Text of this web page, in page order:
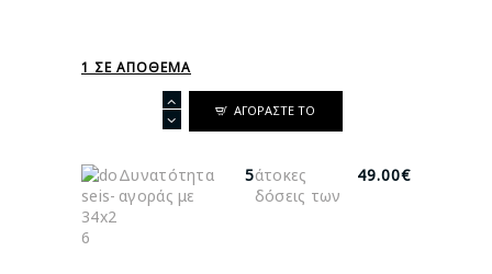
1 ΣΕ ΑΠΌΘΕΜΑ
σε
Λευκόχρυσο
14Κ
KG5489
ποσότητα
ΑΓΟΡΆΣΤΕ ΤΟ
Δυνατότητα
αγοράς με
5άτοκες
δόσεις των
49.00€